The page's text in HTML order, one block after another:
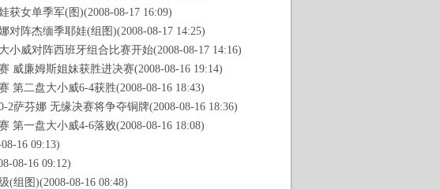
获女单季军(图)(2008-08-17 16:09)
对阵杰缅季耶娃(组图)(2008-08-17 14:25)
小威对阵西班牙组合比赛开始(2008-08-17 14:16)
威廉姆斯姐妹获胜进决赛(2008-08-16 19:14)
第二盘大小威6-4获胜(2008-08-16 18:43)
2萨芬娜 无缘决赛将争夺铜牌(2008-08-16 18:36)
第一盘大小威4-6落败(2008-08-16 18:08)
16 09:13)
08-16 09:12)
(组图)(2008-08-16 08:48)